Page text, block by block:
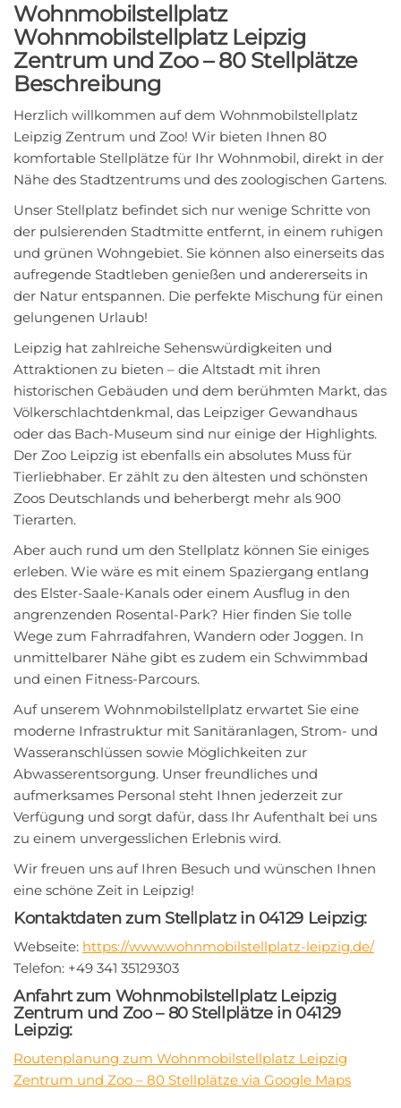
Wohnmobilstellplatz
Wohnmobilstellplatz Leipzig
Zentrum und Zoo – 80 Stellplätze
Beschreibung
Herzlich willkommen auf dem Wohnmobilstellplatz
Leipzig Zentrum und Zoo! Wir bieten Ihnen 80
komfortable Stellplätze für Ihr Wohnmobil, direkt in der
Nähe des Stadtzentrums und des zoologischen Gartens.
Unser Stellplatz befindet sich nur wenige Schritte von
der pulsierenden Stadtmitte entfernt, in einem ruhigen
und grünen Wohngebiet. Sie können also einerseits das
aufregende Stadtleben genießen und andererseits in
der Natur entspannen. Die perfekte Mischung für einen
gelungenen Urlaub!
Leipzig hat zahlreiche Sehenswürdigkeiten und
Attraktionen zu bieten – die Altstadt mit ihren
historischen Gebäuden und dem berühmten Markt, das
Völkerschlachtdenkmal, das Leipziger Gewandhaus
oder das Bach-Museum sind nur einige der Highlights.
Der Zoo Leipzig ist ebenfalls ein absolutes Muss für
Tierliebhaber. Er zählt zu den ältesten und schönsten
Zoos Deutschlands und beherbergt mehr als 900
Tierarten.
Aber auch rund um den Stellplatz können Sie einiges
erleben. Wie wäre es mit einem Spaziergang entlang
des Elster-Saale-Kanals oder einem Ausflug in den
angrenzenden Rosental-Park? Hier finden Sie tolle
Wege zum Fahrradfahren, Wandern oder Joggen. In
unmittelbarer Nähe gibt es zudem ein Schwimmbad
und einen Fitness-Parcours.
Auf unserem Wohnmobilstellplatz erwartet Sie eine
moderne Infrastruktur mit Sanitäranlagen, Strom- und
Wasseranschlüssen sowie Möglichkeiten zur
Abwasserentsorgung. Unser freundliches und
aufmerksames Personal steht Ihnen jederzeit zur
Verfügung und sorgt dafür, dass Ihr Aufenthalt bei uns
zu einem unvergesslichen Erlebnis wird.
Wir freuen uns auf Ihren Besuch und wünschen Ihnen
eine schöne Zeit in Leipzig!
Kontaktdaten zum Stellplatz in 04129 Leipzig:
Webseite: https://www.wohnmobilstellplatz-leipzig.de/
Telefon: +49 341 35129303
Anfahrt zum Wohnmobilstellplatz Leipzig
Zentrum und Zoo – 80 Stellplätze in 04129
Leipzig:
Routenplanung zum Wohnmobilstellplatz Leipzig
Zentrum und Zoo – 80 Stellplätze via Google Maps